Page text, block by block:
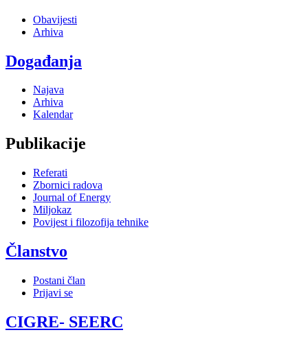
Obavijesti
Arhiva
Događanja
Najava
Arhiva
Kalendar
Publikacije
Referati
Zbornici radova
Journal of Energy
Miljokaz
Povijest i filozofija tehnike
Članstvo
Postani član
Prijavi se
CIGRE- SEERC